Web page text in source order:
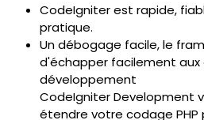
CodeIgniter est rapide,
pratique.
Un débogage facile, le
d'échapper facilement aux
développement
CodeIgniter Development
étendre votre codage PHP